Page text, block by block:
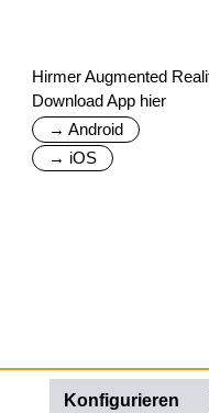
Hirmer Augmented
Download App hier
→ Android
→ iOS
Konfigurieren